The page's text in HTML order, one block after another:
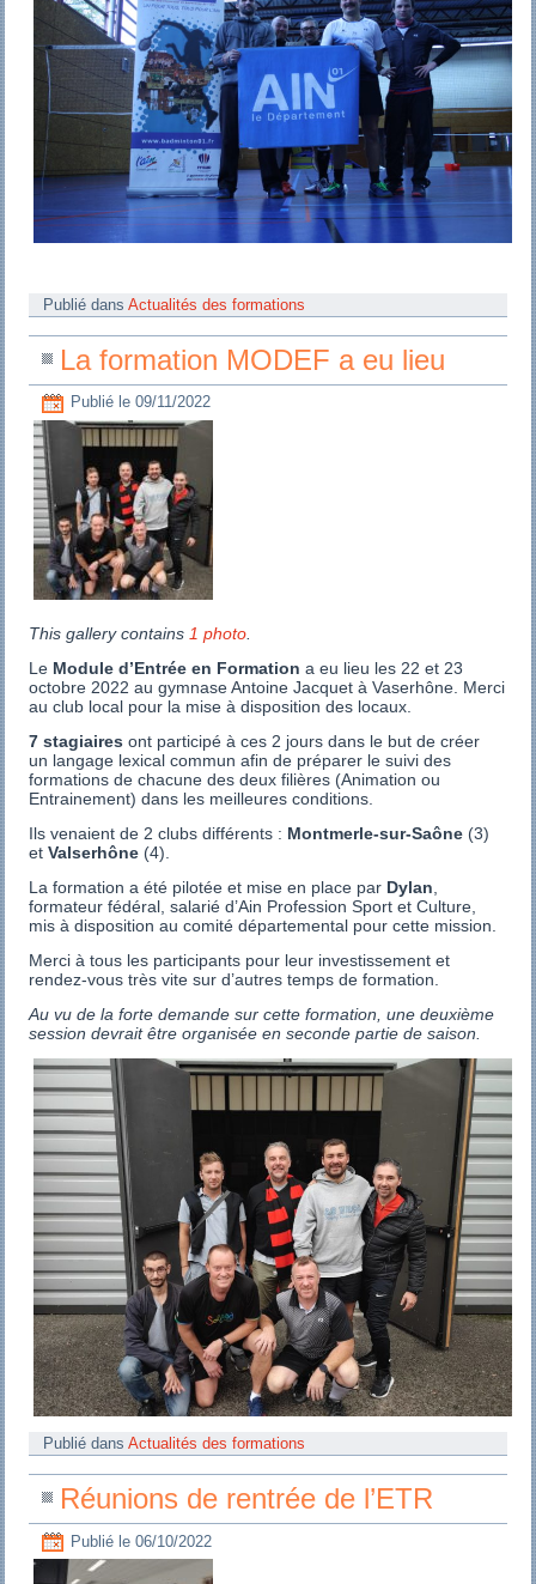
Publié dans Actualités des formations
La formation MODEF a eu lieu
Publié le 09/11/2022
This gallery contains 1 photo
Le Module d’Entrée en Formation a eu lieu les 22 et 23
octobre 2022 au gymnase Antoine Jacquet à Vaserhône. Merci
au club local pour la mise à disposition des locaux.
7 stagiaires ont participé à ces 2 jours dans le but de créer
un langage lexical commun afin de préparer le suivi des
formations de chacune des deux filières (Animation ou
Entrainement) dans les meilleures conditions.
Ils venaient de 2 clubs différents : Montmerle-sur-Saône (3)
etValserhône (4).
La formation a été pilotée et mise en place par Dylan
formateur fédéral, salarié d’Ain Profession Sport et Culture,
mis à disposition au comité départemental pour cette mission.
Merci à tous les participants pour leur investissement et
rendez-vous très vite sur d’autres temps de formation.
Au vu de la forte demande sur cette formation, une deuxième
session devrait être organisée en seconde partie de saison.
Publié dans Actualités des formations
Réunions de rentrée de l’ETR
Publié le 06/10/2022